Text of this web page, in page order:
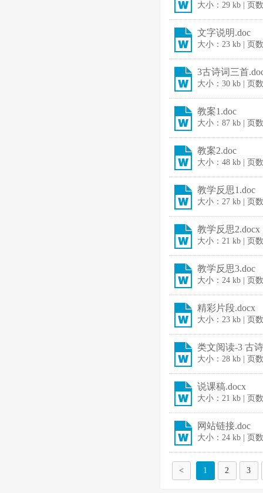
大小：29 kb | 页
文字说明.doc
大小：23 kb | 页
3古诗词三首
大小：30 kb | 页
教案1.doc
大小：87 kb | 页
教案2.doc
大小：48 kb | 页
教学反思1.doc
大小：27 kb | 页
教学反思2.docx
大小：21 kb | 页
教学反思3.doc
大小：24 kb | 页
精彩片段.docx
大小：23 kb | 页
类文阅读-3 古
大小：28 kb | 页
说课稿.docx
大小：21 kb | 页
网站链接.doc
大小：24 kb | 页
< 1 2 3